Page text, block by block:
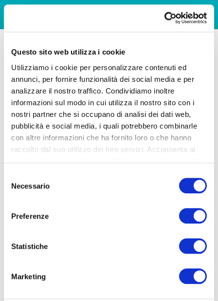
Questo sito web utilizza i cookie
Utilizziamo i cookie per personalizzare contenuti ed
annunci, per fornire funzionalità dei social media e per
analizzare il nostro traffico. Condividiamo inoltre
informazioni sul modo in cui utilizza il nostro sito con i
nostri partner che si occupano di analisi dei dati web,
pubblicità e social media, i quali potrebbero combinarle
con altre informazioni che ha fornito loro o che hanno
raccolto dal suo utilizzo dei loro servizi. Acconsenta ai
delNecessario
Preferenze
Statistiche
Marketing